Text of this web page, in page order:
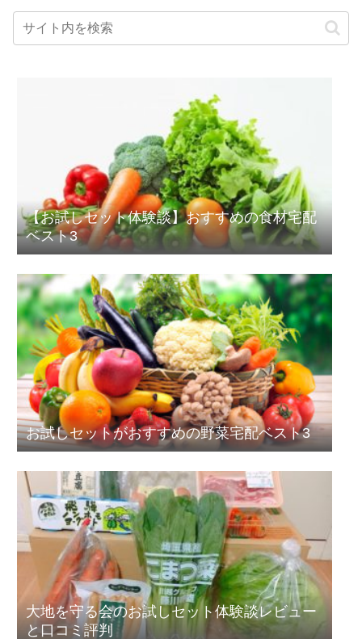
【お試しセット体験談】おすすめの食材宅配
ベスト3
お試しセットがおすすめの野菜宅配ベスト3
大地を守る会のお試しセット体験談レビュー
と口コミ評判